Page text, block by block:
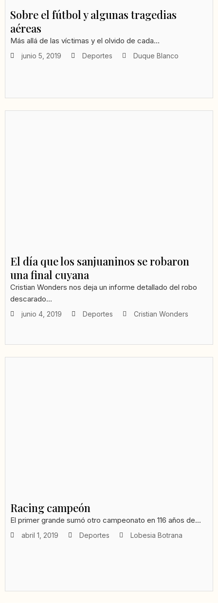
Sobre el fútbol y algunas tragedias
aéreas
Más allá de las víctimas y el olvido de cada...
junio 5, 2019 Deportes Duque Blanco
El día que los sanjuaninos se robaron
una final cuyana
Cristian Wonders nos deja un informe detallado del robo
descarado...
junio 4, 2019 Deportes Cristian Wonders
Racing campeón
El primer grande sumó otro campeonato en 116 años de...
abril 1, 2019 Deportes Lobesia Botrana